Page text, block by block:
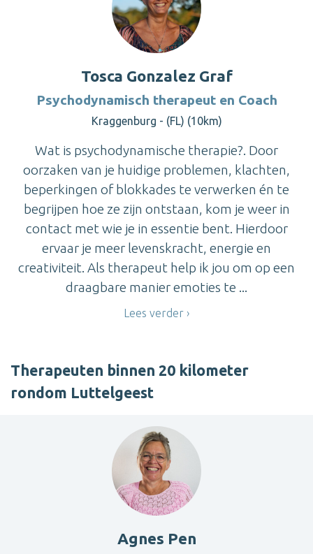
Tosca Gonzalez Graf
Psychodynamisch therapeut en Coach
Kraggenburg - (FL) (10km)
Wat is psychodynamische therapie?. Door
oorzaken van je huidige problemen, klachten,
beperkingen of blokkades te verwerken én te
begrijpen hoe ze zijn ontstaan, kom je weer in
contact met wie je in essentie bent. Hierdoor
ervaar je meer levenskracht, energie en
creativiteit. Als therapeut help ik jou om op een
draagbare manier emoties te ...
Lees verder
Therapeuten binnen 20 kilometer
rondom Luttelgeest
Agnes Pen